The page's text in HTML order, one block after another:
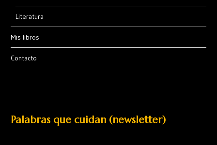
Literatura
Mis libros
Contacto
Palabras que cuidan (newsletter)